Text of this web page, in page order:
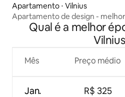
Apartamento ⋅ Vilnius
Apartamento de design -
Qual é a melhor
Mês
Jan.
Preço médio
R$ 325